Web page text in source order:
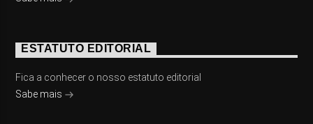
ESTATUTO EDITORIAL
Fica a conhecer o nosso estatuto editorial
Sabe mais